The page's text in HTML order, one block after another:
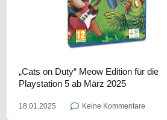
„Cats on Duty“ Meow Edition für die
Playstation 5 ab März 2025
18.01.2025 Keine Kommentare